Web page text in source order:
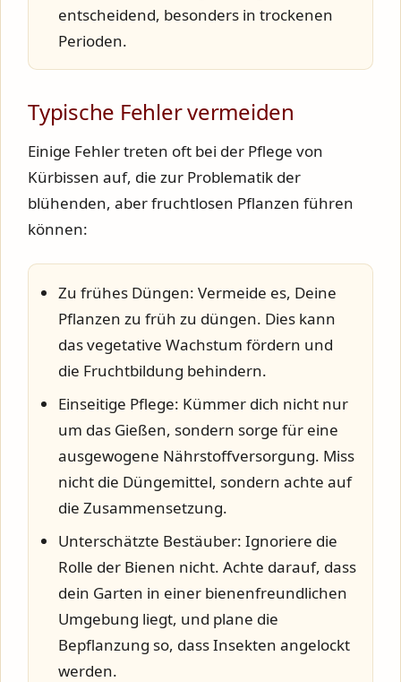
entscheidend, besonders in trockenen
Perioden.
Typische Fehler vermeiden
Einige Fehler treten oft bei der Pflege von
Kürbissen auf, die zur Problematik der
blühenden, aber fruchtlosen Pflanzen führen
können:
Zu frühes Düngen: Vermeide es, Deine
Pflanzen zu früh zu düngen. Dies kann
das vegetative Wachstum fördern und
die Fruchtbildung behindern.
Einseitige Pflege: Kümmer dich nicht nur
um das Gießen, sondern sorge für eine
ausgewogene Nährstoffversorgung. Miss
nicht die Düngemittel, sondern achte auf
die Zusammensetzung.
Unterschätzte Bestäuber: Ignoriere die
Rolle der Bienen nicht. Achte darauf, dass
dein Garten in einer bienenfreundlichen
Umgebung liegt, und plane die
Bepflanzung so, dass Insekten angelockt
werden.